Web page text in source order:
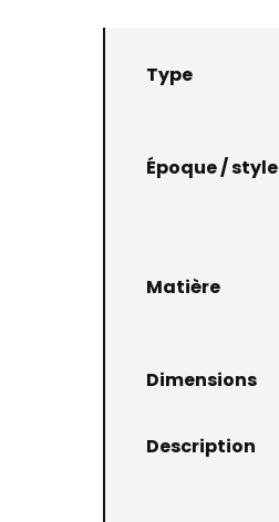
Type
Époque / style
Matière
Dimensions
Description